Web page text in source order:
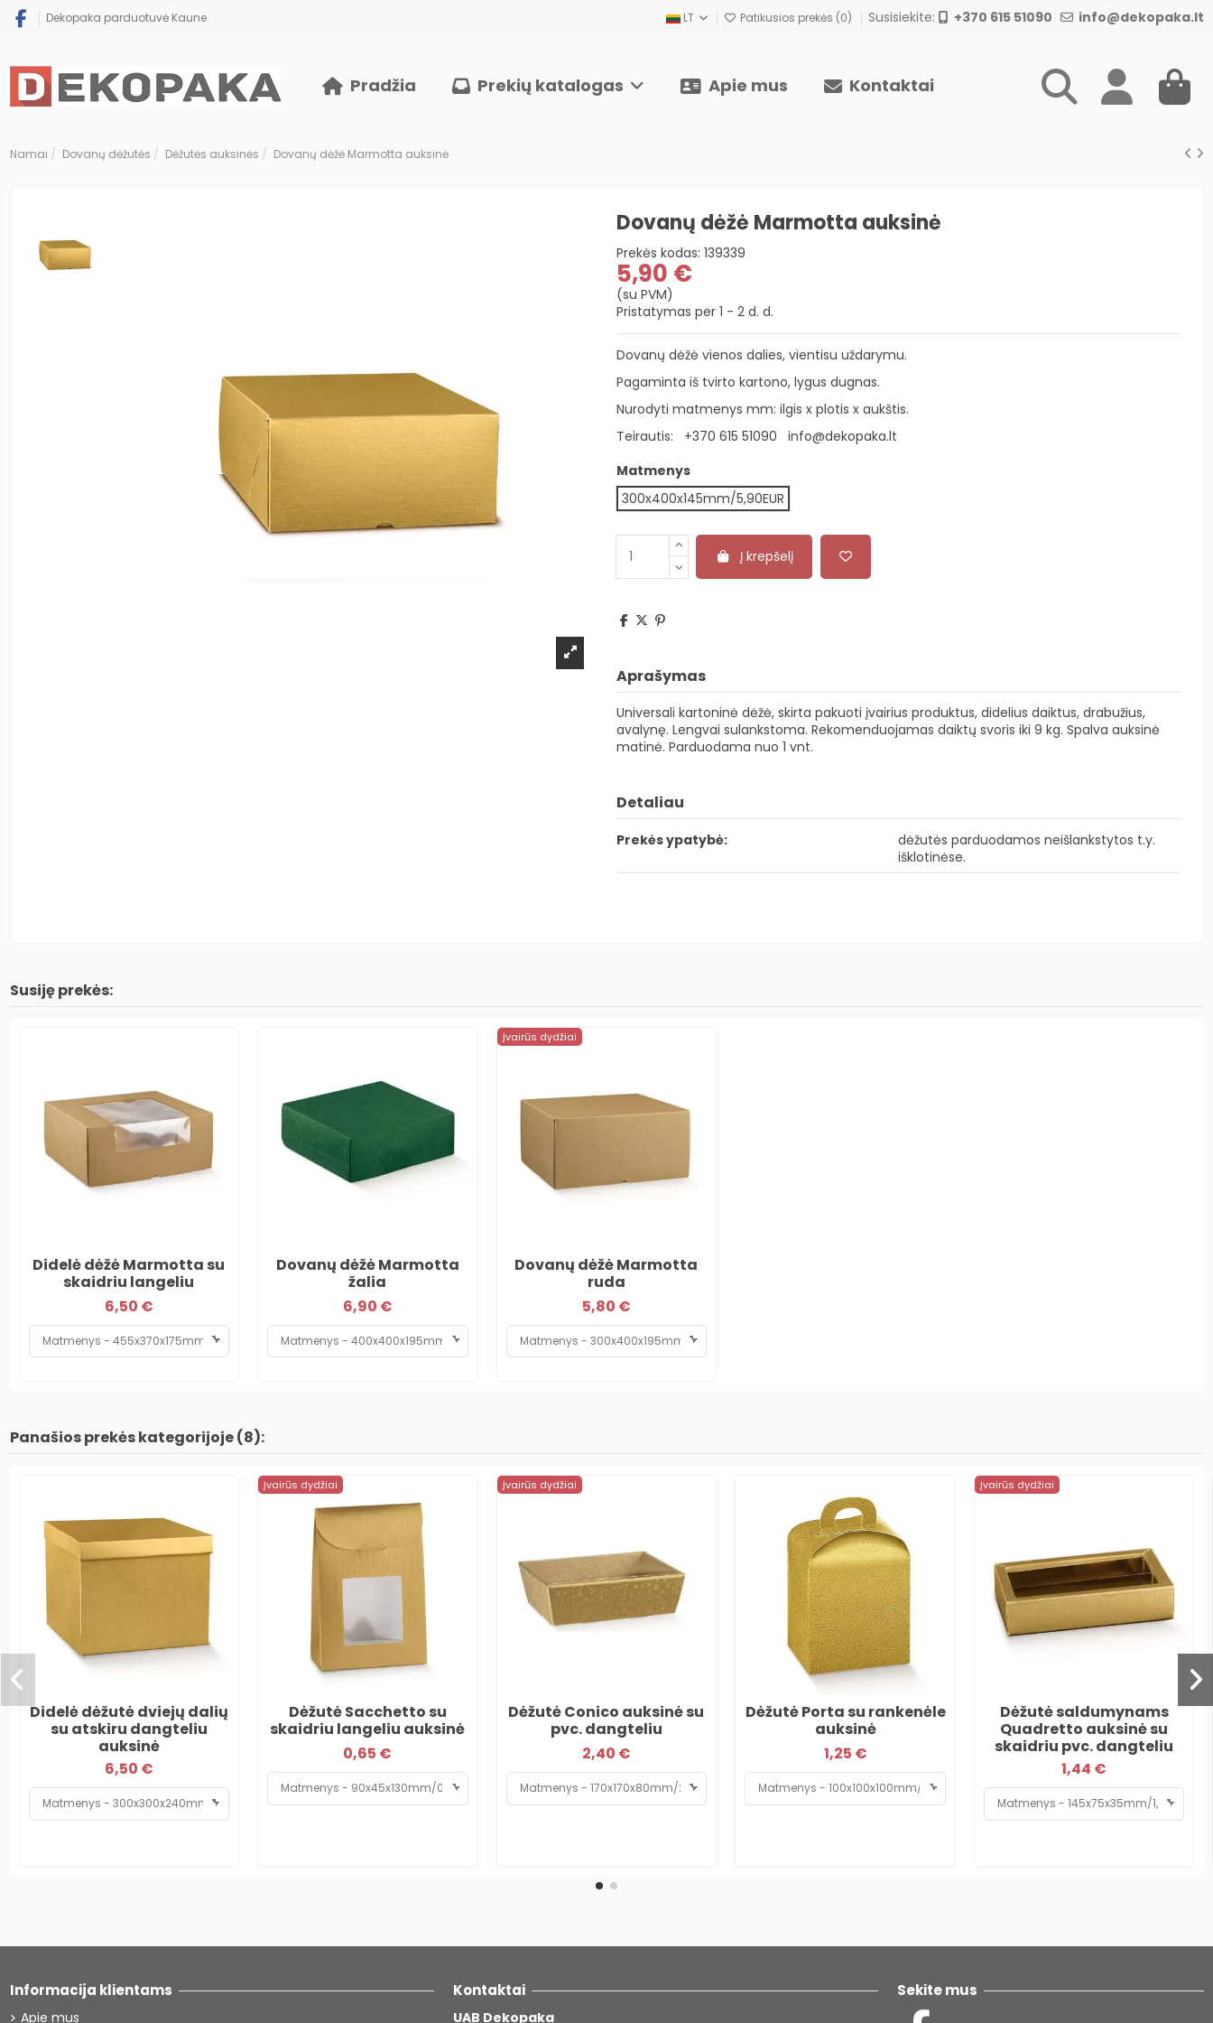
Dekopaka parduotuvė Kaune LT Patikusios prekės (0) Susisiekite: +370 615 51090 info@dekopaka.lt
Pradžia Prekių katalogas Apie mus Kontaktai
Namai Dovanų dėžutės Dėžutės auksinės Dovanų dėžė Marmotta auksinė
Dovanų dėžė Marmotta auksinė
Prekės kodas: 139339
5,90 €
(su PVM)
Pristatymas per 1 - 2 d. d.
Dovanų dėžė vienos dalies, vientisu uždarymu.
Pagaminta iš tvirto kartono, lygus dugnas.
Nurodyti matmenys mm: ilgis x plotis x aukštis.
Teirautis:
+370 615 51090
info@dekopaka.lt
Matmenys
300x400x145mm/5,90EUR
Į krepšelį
Aprašymas
Universali kartoninė dėžė, skirta pakuoti įvairius produktus, didelius daiktus, drabužius,
avalynę. Lengvai sulankstoma. Rekomenduojamas daiktų svoris iki 9 kg. Spalva auksinė
matinė. Parduodama nuo 1 vnt.
Detaliau
Prekės ypatybė:
dėžutės parduodamos neišlankstytos t.y.
išklotinėse.
Susiję prekės:
Didelė dėžė Marmotta su
skaidriu langeliu
6,50 €
Dovanų dėžė Marmotta
žalia
6,90 €
Įvairūs dydžiai
Dovanų dėžė Marmotta
ruda
5,80 €
Panašios prekės kategorijoje (8):
Didelė dėžutė dviejų dalių
su atskiru dangteliu
auksinė
6,50 €
Įvairūs dydžiai
Dėžutė Sacchetto su
skaidriu langeliu auksinė
0,65 €
Įvairūs dydžiai
Dėžutė Conico auksinė su
pvc. dangteliu
2,40 €
Dėžutė Porta su rankenėle
auksinė
1,25 €
Įvairūs dydžiai
Dėžutė saldumynams
Quadretto auksinė su
skaidriu pvc. dangteliu
1,44 €
Informacija klientams
Apie mus
Kontaktai
UAB Dekopaka
Sekite mus